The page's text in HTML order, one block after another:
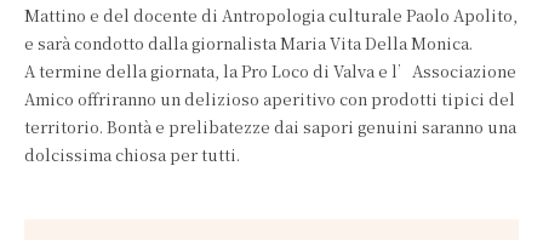
Mattino e del docente di Antropologia culturale Paolo Apolito,
e sarà condotto dalla giornalista Maria Vita Della Monica.
A termine della giornata, la Pro Loco di Valva e l’Associazione
Amico offriranno un delizioso aperitivo con prodotti tipici del
territorio. Bontà e prelibatezze dai sapori genuini saranno una
dolcissima chiosa per tutti.